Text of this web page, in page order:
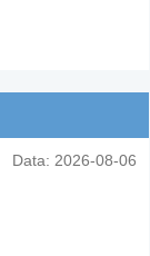
Data: 2026-08-06